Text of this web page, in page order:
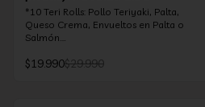
*10 Teri Rolls: Pollo Teriyaki, Palta,
Queso Crema, Envueltos en Palta o
Salmón.
Palta, Cebollín, Envuelto en Queso
$19.990$29.990